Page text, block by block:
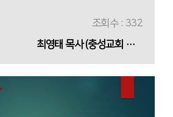
조회수 : 332
최영태 목사 (충성교회 원로목사)